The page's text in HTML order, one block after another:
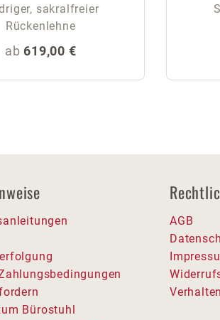
sakralfreier
Rückenlehne
Regulärer Preis:
ab 619,00 €
Bürostuhl
AGB